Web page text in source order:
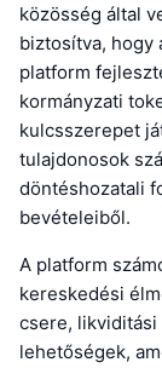
közösség által
biztosítva, hogy
platform
kormányzati
kulcsszerepet
tulajdonosok
döntéshozatali
bevételeiből.
A platform
kereskedési
csere, likviditási
lehetőségek,